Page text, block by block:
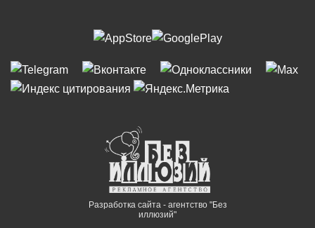
Разработка сайта - агентство "Без
иллюзий"